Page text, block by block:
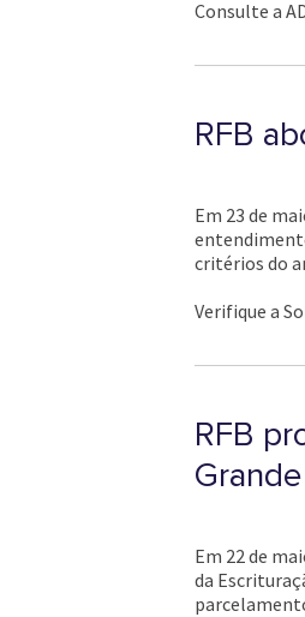
Consulte a
RFB
Em 23 de
critérios do
Verifique a
RFB
Em 22 de
da